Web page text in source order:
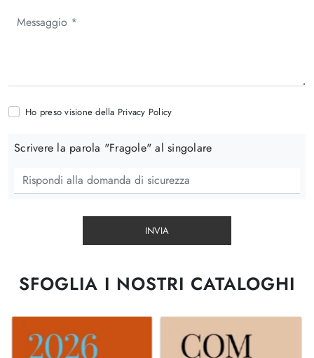
SFOGLIA I NOSTRI CATALOGHI
Ho preso visione della Privacy Policy
Scrivere la parola "Fragole" al singolare
INVIA